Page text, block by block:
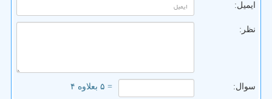
ایمیل:
نظر:
سوال: = ۵ بعلاوه ۴